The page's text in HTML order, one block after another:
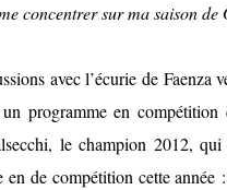
concentrer sur ma saison
avec l’écurie de Faenza
programme en
le champion 2012,
en de compétition cette année